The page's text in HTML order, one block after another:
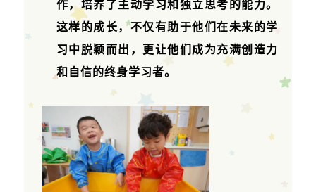
作，培养了主动学习和独立思考的能力。
这样的成长，不仅有助于他们在未来的学
习中脱颖而出，更让他们成为充满创造力
和自信的终身学习者。